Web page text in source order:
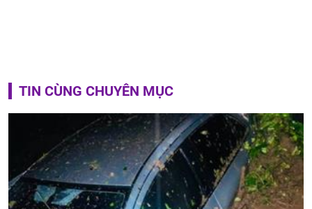
TIN CÙNG CHUYÊN MỤC